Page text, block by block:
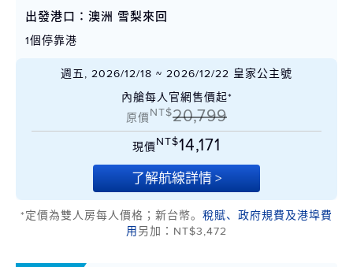
出發港口：澳洲 雪梨來回
1個停靠港
週五, 2026/12/18 ~ 2026/12/22 皇家公主號
內艙每人官網售價起*
原價NT$20,799
現價NT$14,171
了解航線詳情 >
*定價為雙人房每人價格；新台幣。 稅賦、政府規費及港埠費
用 另加：NT$3,472